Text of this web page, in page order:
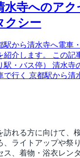
水寺へのアク
クシー
駅から清水寺へ電車
紹介します。 この記
駅・バス停） 清水寺
行く 京都駅から清
訪れる方に向けて、
ライトアップや祭
ス、着物・浴衣レン